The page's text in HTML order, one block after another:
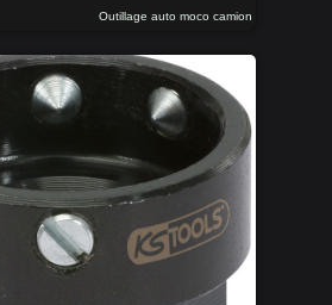
Outillage auto moco camion